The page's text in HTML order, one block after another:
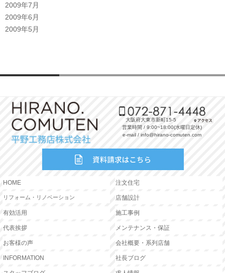
2009年7月
2009年6月
2009年5月
大阪府大東市新町15-5
営業時間 / 9:00~18:00(水曜日定休)
e-mail / info@hirano-comuten.com
HOME 注文住宅
リフォーム・リノベーション 店舗設計
有効活用 施工事例
代表挨拶 メンテナンス・保証
お客様の声 会社概要・系列店舗
INFORMATION 社長ブログ